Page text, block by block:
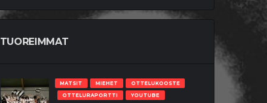
TUOREIMMAT
MATSIT MIEHET
OTTELUKOOSTE
OTTELURAPORTTI
YOUTUBE